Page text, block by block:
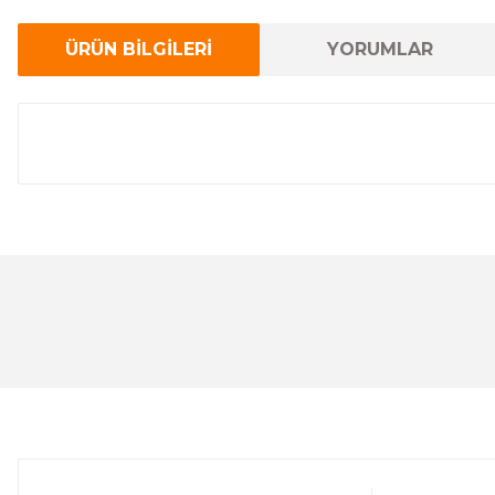
ÜRÜN BİLGİLERİ YORUMLAR